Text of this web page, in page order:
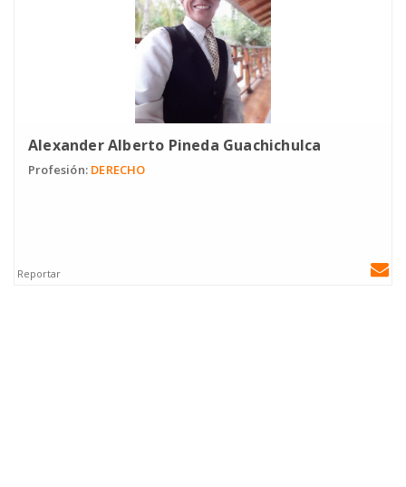
Alexander Alberto Pineda Guachichulca
Profesión: DERECHO
Reportar